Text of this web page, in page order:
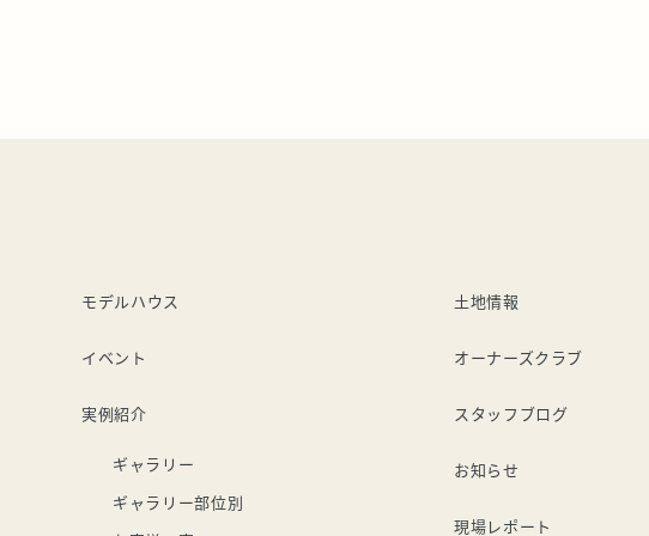
モデルハウス
イベント
実例紹介
ギャラリー
ギャラリー部位別
土地情報
オーナーズクラブ
スタッフブログ
お知らせ
現場レポート